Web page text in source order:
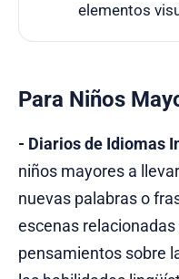
elementos
Para Niños
- Diarios de Idiomas
niños mayores a
nuevas palabras o
escenas
pensamientos sobre